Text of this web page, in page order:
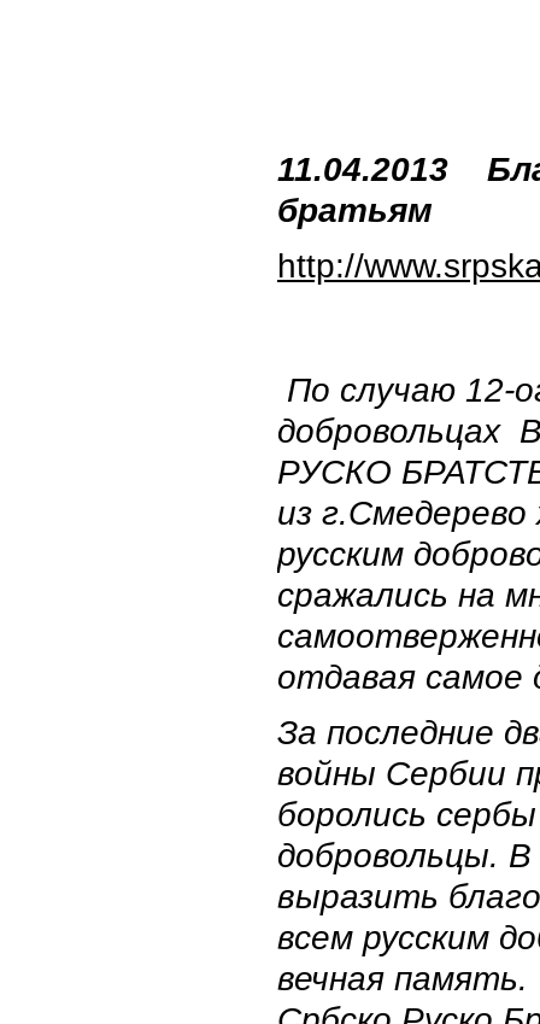
11.04.2013
братьям
http://
По случаю 12-
добровольцах
РУСКО
из
русским
сражались на
отдавая самое
За последние
войны Сербии
боролись
добровольцы.
выразить
всем русским
вечная память.